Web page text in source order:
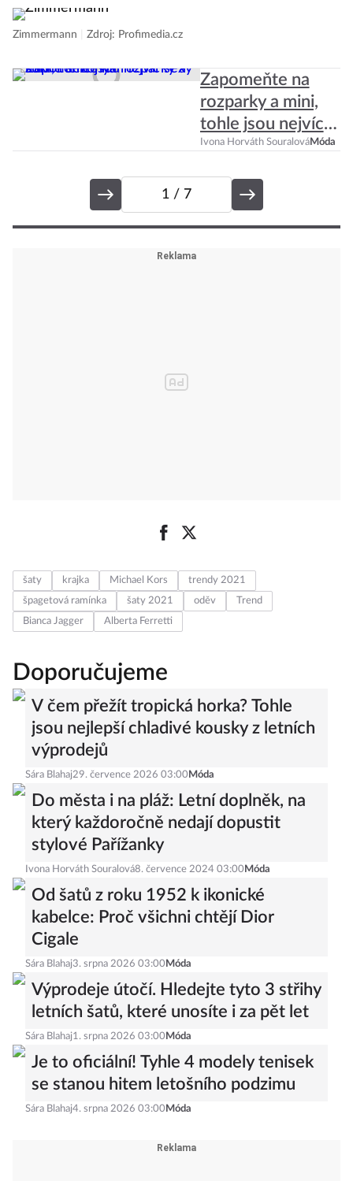
Zimmermann Zdroj: Profimedia.cz
Zapomeňte na
rozparky a mini,
tohle jsou nejvíc
sexy sukně
Ivona Horváth SouralováMóda
1 / 7
šaty krajka Michael Kors
trendy 2021
špagetová ramínka
šaty 2021 oděv
Trend
Bianca Jagger
Alberta Ferretti
Doporučujeme
V čem přežít tropická horka? Tohle
jsou nejlepší chladivé kousky z letních
výprodejů
Sára Blahaj29. července 2026 03:00 Móda
Do města i na pláž: Letní doplněk, na
který každoročně nedají dopustit
stylové Pařížanky
Ivona Horváth Souralová8. července 2024 03:00 Móda
Od šatů z roku 1952 k ikonické
kabelce: Proč všichni chtějí Dior
Cigale
Sára Blahaj3. srpna 2026 03:00 Móda
Výprodeje útočí. Hledejte tyto 3 střihy
letních šatů, které unosíte i za pět let
Sára Blahaj1. srpna 2026 03:00 Móda
Je to oficiální! Tyhle 4 modely tenisek
se stanou hitem letošního podzimu
Sára Blahaj4. srpna 2026 03:00 Móda